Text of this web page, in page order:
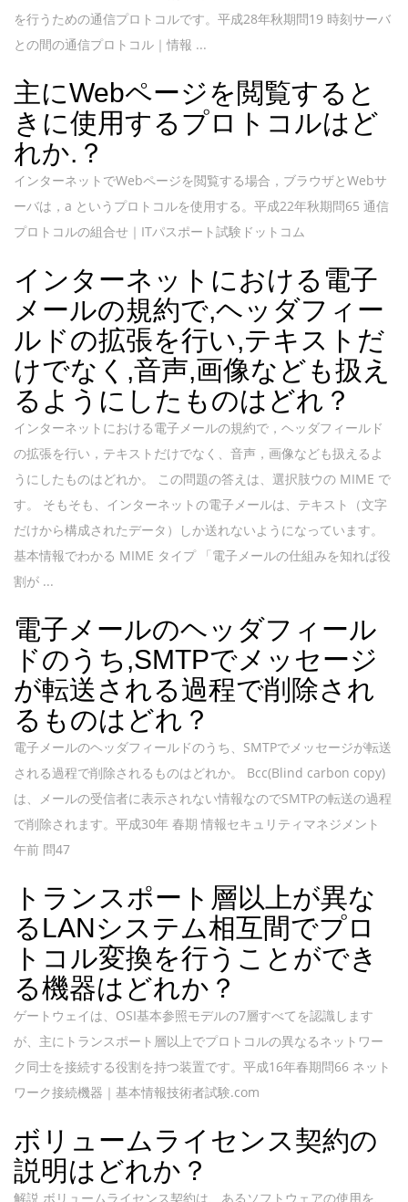
を行うための通信プロトコルです。平成28年秋期問19 時刻サーバ
との間の通信プロトコル｜情報 ...
主にWebページを閲覧すると
きに使用するプロトコルはど
れか.？
インターネットでWebページを閲覧する場合，ブラウザとWebサ
ーバは，a というプロトコルを使用する。平成22年秋期問65 通信
プロトコルの組合せ｜ITパスポート試験ドットコム
インターネットにおける電子
メールの規約で,ヘッダフィー
ルドの拡張を行い,テキストだ
けでなく,音声,画像なども扱え
るようにしたものはどれ？
インターネットにおける電子メールの規約で，ヘッダフィールド
の拡張を行い，テキストだけでなく、音声，画像なども扱えるよ
うにしたものはどれか。 この問題の答えは、選択肢ウの MIME で
す。 そもそも、インターネットの電子メールは、テキスト（文字
だけから構成されたデータ）しか送れないようになっています。
基本情報でわかる MIME タイプ 「電子メールの仕組みを知れば役
割が ...
電子メールのヘッダフィール
ドのうち,SMTPでメッセージ
が転送される過程で削除され
るものはどれ？
電子メールのヘッダフィールドのうち、SMTPでメッセージが転送
される過程で削除されるものはどれか。 Bcc(Blind carbon copy)
は、メールの受信者に表示されない情報なのでSMTPの転送の過程
で削除されます。平成30年 春期 情報セキュリティマネジメント
午前 問47
トランスポート層以上が異な
るLANシステム相互間でプロ
トコル変換を行うことができ
る機器はどれか？
ゲートウェイは、OSI基本参照モデルの7層すべてを認識します
が、主にトランスポート層以上でプロトコルの異なるネットワー
ク同士を接続する役割を持つ装置です。平成16年春期問66 ネット
ワーク接続機器｜基本情報技術者試験.com
ボリュームライセンス契約の
説明はどれか？
解説 ボリュームライセンス契約は、あるソフトウェアの使用を、